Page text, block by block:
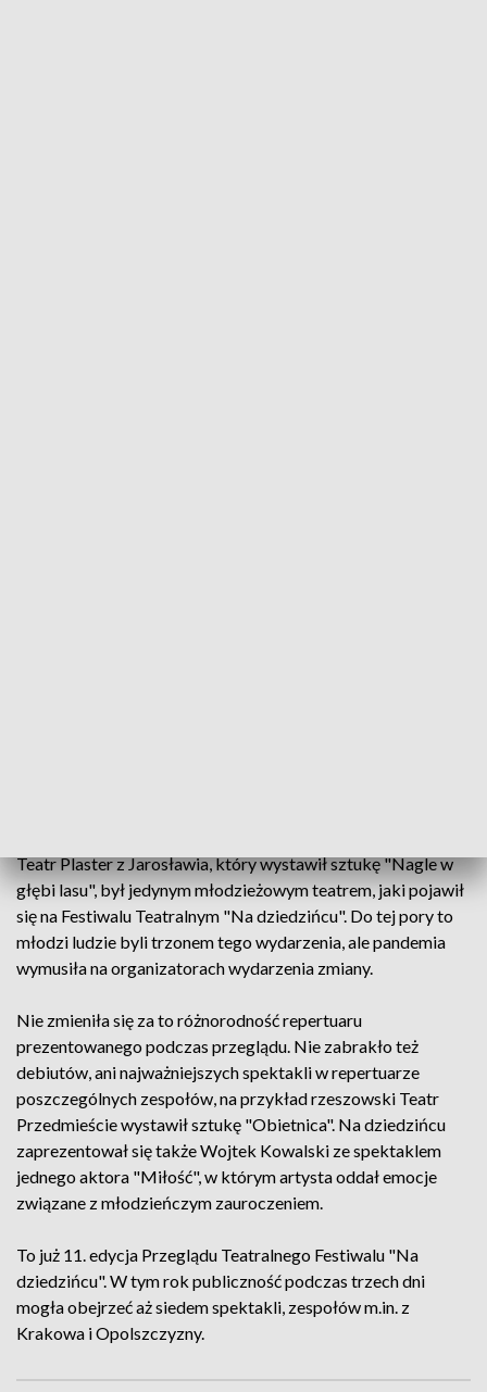
Teatr Plaster z Jarosławia, który wystawił sztukę "Nagle w
głębi lasu", był jedynym młodzieżowym teatrem, jaki pojawił
się na Festiwalu Teatralnym "Na dziedzińcu". Do tej pory to
młodzi ludzie byli trzonem tego wydarzenia, ale pandemia
wymusiła na organizatorach wydarzenia zmiany.
Nie zmieniła się za to różnorodność repertuaru
prezentowanego podczas przeglądu. Nie zabrakło też
debiutów, ani najważniejszych spektakli w repertuarze
poszczególnych zespołów, na przykład rzeszowski Teatr
Przedmieście wystawił sztukę "Obietnica". Na dziedzińcu
zaprezentował się także Wojtek Kowalski ze spektaklem
jednego aktora "Miłość", w którym artysta oddał emocje
związane z młodzieńczym zauroczeniem.
To już 11. edycja Przeglądu Teatralnego Festiwalu "Na
dziedzińcu". W tym rok publiczność podczas trzech dni
mogła obejrzeć aż siedem spektakli, zespołów m.in. z
Krakowa i Opolszczyzny.